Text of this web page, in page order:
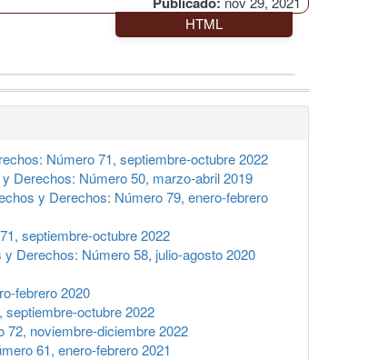
HTML
Número 71, septiembre-octubre 2022
Derechos: Número 50, marzo-abril 2019
y Derechos: Número 79, enero-febrero
septiembre-octubre 2022
y Derechos: Número 58, julio-agosto 2020
febrero 2020
octubre 2022
noviembre-diciembre 2022
61, enero-febrero 2021